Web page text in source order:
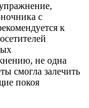
с
к
не одна
смогла залечить
покоя